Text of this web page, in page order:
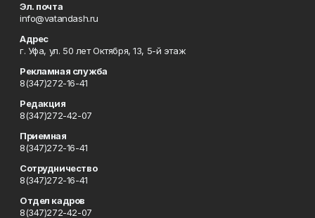
Эл. почта
info@vatandash.ru
Адрес
г. Уфа, ул. 50 лет Октября, 13, 5-й этаж
Рекламная служба
8(347)272-16-41
Редакция
8(347)272-42-07
Приемная
8(347)272-16-41
Сотрудничество
8(347)272-16-41
Отдел кадров
8(347)272-42-07